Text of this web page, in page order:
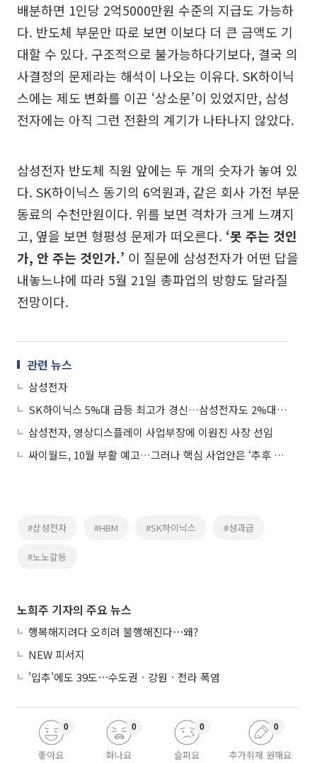
배분하면 1인당 2억5000만원 수준의 지급도 가능하
다. 반도체 부문만 따로 보면 이보다 더 큰 금액도 기
대할 수 있다. 구조적으로 불가능하다기보다, 결국 의
사결정의 문제라는 해석이 나오는 이유다. SK하이닉
스에는 제도 변화를 이끈 ‘상소문’이 있었지만, 삼성
전자에는 아직 그런 전환의 계기가 나타나지 않았다.
삼성전자 반도체 직원 앞에는 두 개의 숫자가 놓여 있
다. SK하이닉스 동기의 6억원과, 같은 회사 가전 부문
동료의 수천만원이다. 위를 보면 격차가 크게 느껴지
고, 옆을 보면 형평성 문제가 떠오른다. ‘못 주는 것인
가, 안 주는 것인가.’ 이 질문에 삼성전자가 어떤 답을
내놓느냐에 따라 5월 21일 총파업의 방향도 달라질
전망이다.
관련 뉴스
삼성전자
SK하이닉스 5%대 급등 최고가 경신…삼성전자도 2%대 강세
삼성전자, 영상디스플레이 사업부장에 이원진 사장 선임
싸이월드, 10월 부활 예고…그러나 핵심 사업안은 ‘추후 공개’
#삼성전자 #HBM #SK하이닉스 #성과급
#노노갈등
노희주 기자의 주요 뉴스
행복해지려다 오히려 불행해진다⋯왜?
NEW 피서지
'입추'에도 39도⋯수도권ㆍ강원ㆍ전라 폭염
좋아요
0
화나요
0
슬퍼요
0
추가취재 원해요
0